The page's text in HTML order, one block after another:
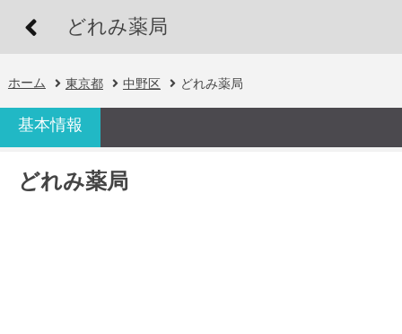
どれみ薬局
ホーム 東京都 中野区 どれみ薬局
基本情報
どれみ薬局